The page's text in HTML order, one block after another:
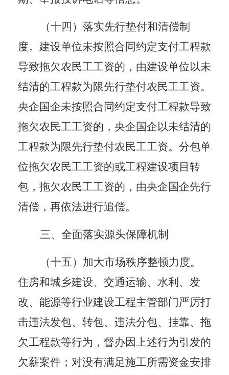
（十四）落实先行垫付和清偿制
度。 建设单位未按照合同约定支付工程款
导致拖欠农民工工资的，由建设单位以未
结清的工程款为限先行垫付农民工工资。
央企国企未按照合同约定支付工程款导致
拖欠农民工工资的，央企国企以未结清的
工程款为限先行垫付农民工工资。分包单
位拖欠农民工工资的或工程建设项目转
包，拖欠农民工工资的，由央企国企先行
清偿，再依法进行追偿。
三、全面落实源头保障机制
（十五）加大市场秩序整顿力度。
住房和城乡建设、交通运输、水利、发
改、能源等行业建设工程主管部门严厉打
击违法发包、转包、违法分包、挂靠、拖
欠工程款等行为 ，督办因上述行为引发的
欠薪案件； 对没有满足施工所需资金安排